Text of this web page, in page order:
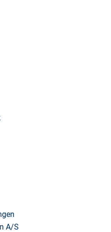
A/S